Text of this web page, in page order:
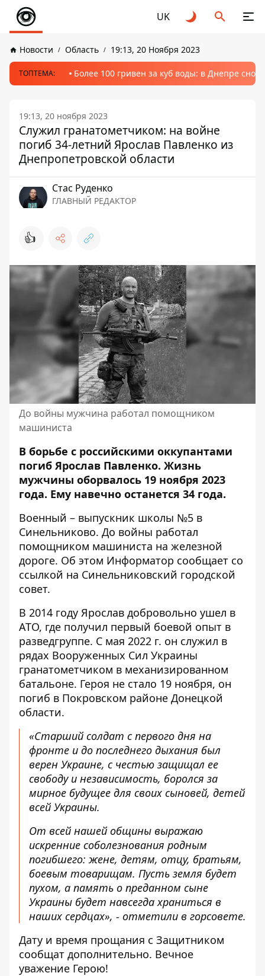
UK
Новости Область 19:13, 20 Ноября 2023
ТОПТЕМА: Более 100 гривен за куб воды: в Днепре
19:13, 20 ноября 2023
Служил гранатометчиком: на войне
погиб 34-летний Ярослав Павленко из
Днепропетровской области
Стаc Руденко
ГЛАВНЫЙ РЕДАКТОР
👍
До войны мужчина работал помощником
машиниста
В борьбе с российскими оккупантами
погиб Ярослав Павленко. Жизнь
мужчины оборвалось 19 ноября 2023
года. Ему навечно останется 34 года.
Военный – выпускник школы №5 в
Синельниково. До войны работал
помощником машиниста на железной
дороге. Об этом Информатор сообщает со
ссылкой на Синельниковский городской
совет.
В 2014 году Ярослав добровольно ушел в
АТО, где получил первый боевой опыт в
разведгруппе. С мая 2022 г. он служил в
рядах Вооруженных Сил Украины
гранатометчиком в механизированном
батальоне. Героя не стало 19 ноября, он
погиб в Покровском районе Донецкой
области.
«Старший солдат с первого дня на
фронте и до последнего дыхания был
верен Украине, с честью защищал ее
свободу и независимость, боролся за
мирное будущее для своих сыновей, детей
всей Украины.
От всей нашей общины выражаю
искренние соболезнования родным
погибшего: жене, детям, отцу, братьям,
боевым товарищам. Пусть земля будет
пухом, а память о преданном сыне
Украины будет навсегда храниться в
наших сердцах», - отметили в горсовете.
Дату и время прощания с Защитником
сообщат дополнительно. Вечное
уважение Герою!